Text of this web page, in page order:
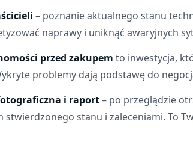
– poznanie aktualnego stanu
naprawy i uniknąć awaryjnych
przed zakupem to inwestycja,
problemy dają podstawę do
i raport– po przeglądzie
stwierdzonego stanu i zaleceniami. To